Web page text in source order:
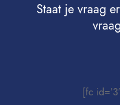
Staat je vraag
[fc